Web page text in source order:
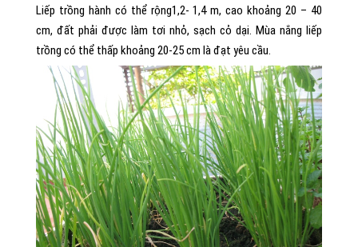
Liếp trồng hành có thể rộng1,2- 1,4 m, cao khoảng 20 – 40
cm, đất phải được làm tơi nhỏ, sạch cỏ dại. Mùa nắng liếp
trồng có thể thấp khoảng 20-25 cm là đạt yêu cầu.